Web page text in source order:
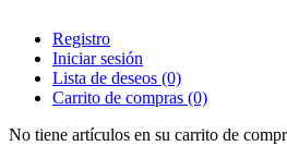
Registro
Iniciar sesión
Lista de deseos (0)
Carrito de compras (0)
No tiene artículos en su carrito de